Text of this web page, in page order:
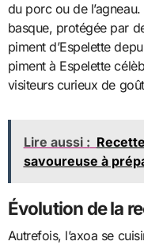
du porc ou de
basque, protégée par
piment d’Espelette
piment à Espelette
visiteurs curieux de
Lire aussi :
savoureuse à
Évolution de la
Autrefois, l’axoa se